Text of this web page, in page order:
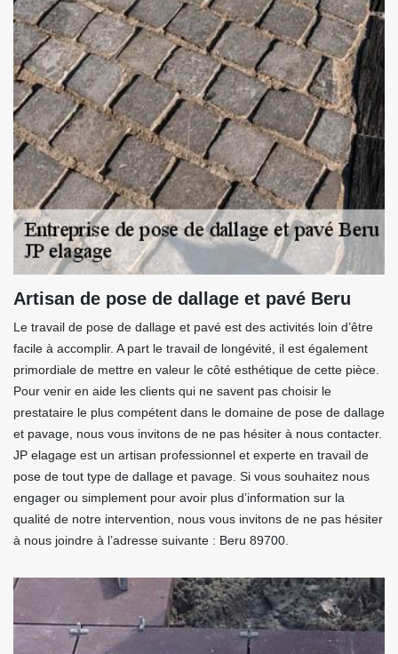
Artisan de pose de dallage et pavé Beru
Le travail de pose de dallage et pavé est des activités loin d’être
facile à accomplir. A part le travail de longévité, il est également
primordiale de mettre en valeur le côté esthétique de cette pièce.
Pour venir en aide les clients qui ne savent pas choisir le
prestataire le plus compétent dans le domaine de pose de dallage
et pavage, nous vous invitons de ne pas hésiter à nous contacter.
JP elagage est un artisan professionnel et experte en travail de
pose de tout type de dallage et pavage. Si vous souhaitez nous
engager ou simplement pour avoir plus d’information sur la
qualité de notre intervention, nous vous invitons de ne pas hésiter
à nous joindre à l’adresse suivante : Beru 89700.